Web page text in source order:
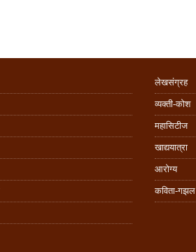
लेखसंग्रह
व्यक्ती-कोश
महासिटीज
खाद्ययात्रा
आरोग्य
कविता-गझल